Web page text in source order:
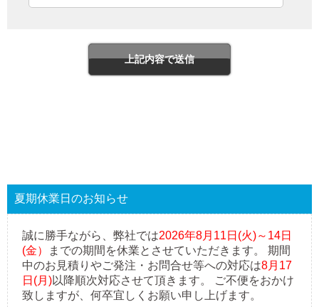
夏期休業日のお知らせ
誠に勝手ながら、弊社では2026年8月11日(火)～14日
(金）
までの期間を休業とさせていただきます。 期間
中のお見積りやご発注・お問合せ等への対応は8月17
日(月)以降順次対応させて頂きます。 ご不便をおかけ
致しますが、何卒宜しくお願い申し上げます。